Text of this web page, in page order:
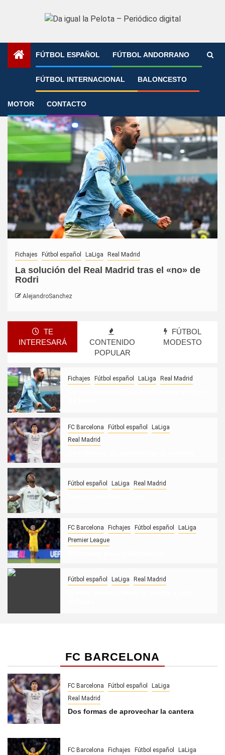
FÚTBOL ESPAÑOL FÚTBOL ANDORRANO
FÚTBOL INTERNACIONAL BALONCESTO
MOTOR CONTACTO
PREMIER 1 Millonada para el Barcelona
Fichajes Fútbol español LaLiga Real Madrid
La solución del Real Madrid tras el «no» de
Rodri
AlejandroSanchez
TE
INTERESARÁ
CONTENIDO
POPULAR
FÚTBOL
MODESTO
Fichajes Fútbol español LaLiga Real Madrid
FC Barcelona Fútbol español
LaLiga
Real Madrid
Fútbol español LaLiga Real Madrid
FC Barcelona Fichajes Fútbol español
LaLiga
Premier League
Fútbol español LaLiga Real Madrid
FC BARCELONA
FC Barcelona Fútbol español
LaLiga
Real Madrid
Dos formas de aprovechar la cantera
FC Barcelona Fichajes Fútbol español
LaLiga